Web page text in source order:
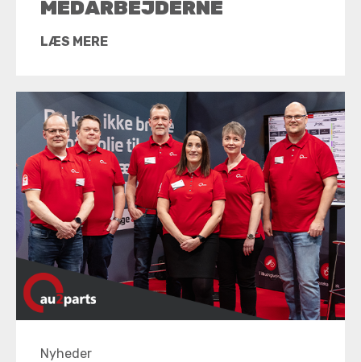
MEDARBEJDERNE
LÆS MERE
Nyheder